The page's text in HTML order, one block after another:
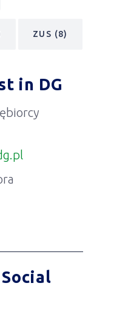
ZUS (8)
in DG